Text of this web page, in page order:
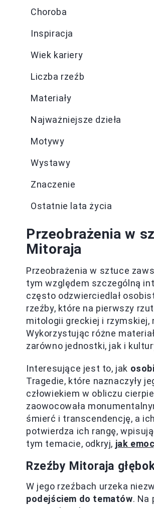
Choroba
Inspiracja
Wiek kariery
Liczba rzeźb
Materiały
Najważniejsze dzieła
Motywy
Wystawy
Znaczenie
Ostatnie lata życia
Przeobrażenia w
Mitoraja
Przeobrażenia w sztuce
tym względem szczególną
często odzwierciedlał
rzeźby, które na pierwszy
mitologii greckiej i rzymskiej,
Wykorzystując różne
zarówno jednostki, jak i
Interesujące jest to, jak
Tragedie, które naznaczyły
człowiekiem w obliczu
zaowocowała
śmierć i transcendencję, a
potwierdza ich rangę,
tym temacie, odkryj, jak
Rzeźby Mitoraja
W jego rzeźbach urzeka
podejściem do tematów. Na